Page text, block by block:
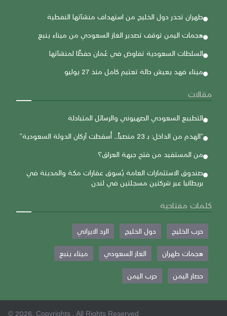
طهران تحذر دول الخليج من استهداف منشآتها النفطية
هجمات اليمن توقف تصدير الغاز السعودي من ميناء ينبع
السلطات السعودية تفاوض في عُمان حفظًا لمنشآتها
ميناء فهد يعيش حالة تعتيم كامل منذ 27 يوليو
مقالات
التطبيع السعودي الصهيوني والرسائل المتبادلة
“الهدم من الداخل: بـ 23 منصباً… أُسقطت أركان الدولة السعودية”
من المستفيد من فتح جبهة العراق؟
صندوق الاستثمارات العامة يُسوق عقارات مكة والمدينة في
بريطانيا عبر شركتين مسجلتين في لندن
كلمات مفتاحية
حرب الخليج دول الخليج الرد الايراني
هجمات طهران الغاز السعودي ميناء ينبع
حصار اليمن حرب اليمن
© 2026, Copyrights . All Rights Reserved